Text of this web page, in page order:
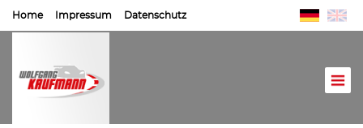
Home Impressum Datenschutz